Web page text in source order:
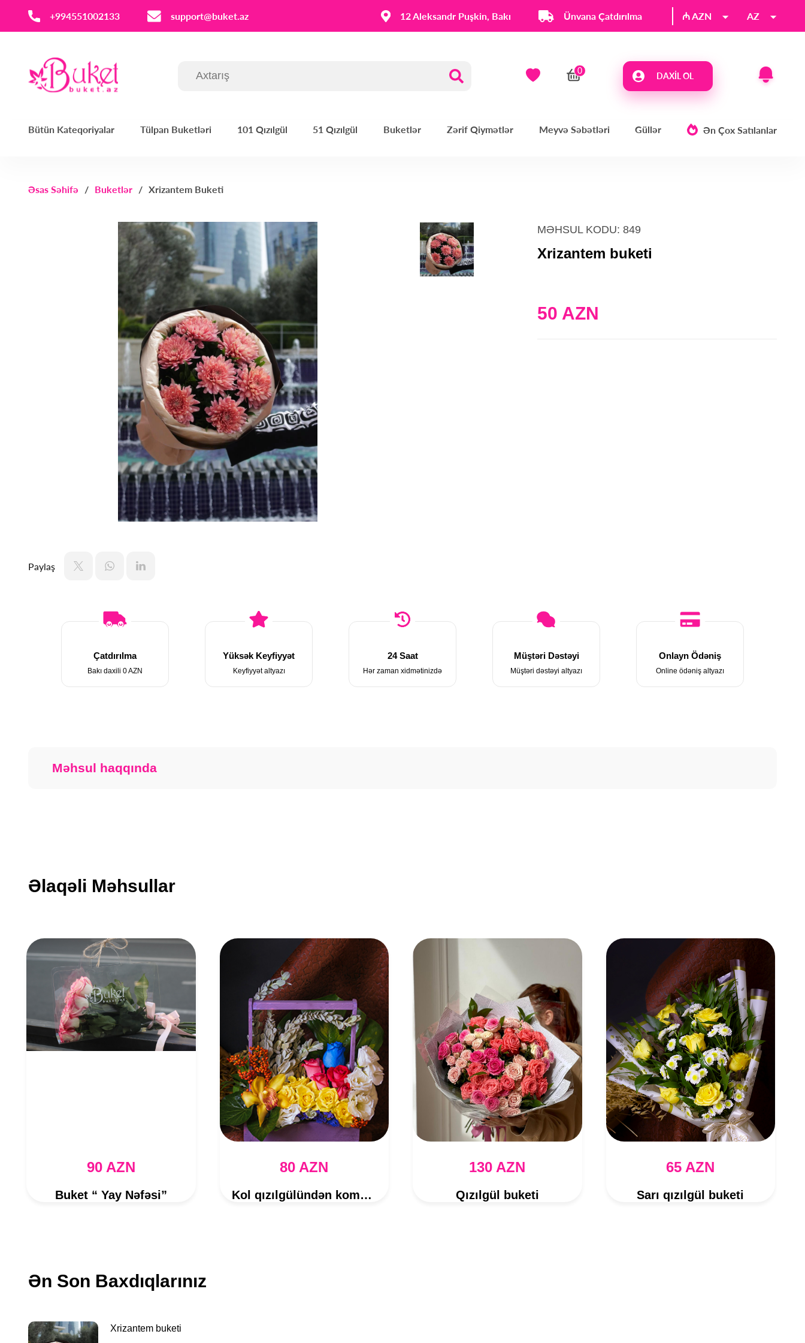
‪+994551002133‬ support@buket.az 12 Aleksandr Puşkin, Bakı Ünvana Çatdırılma ₼ AZN AZ
DAXIL OL
Bütün Kateqoriyalar Tülpan Buketləri 101 Qızılgül 51 Qızılgül Buketlər Zərif Qiymətlər Meyvə Səbətləri Güllər Ən Çox Satılanlar
Əsas Səhifə Buketlər Xrizantem Buketi
Paylaş
MƏHSUL KODU: 849
Xrizantem buketi
50 AZN
Çatdırılma
Bakı daxili 0 AZN
Yüksək Keyfiyyət
Keyfiyyət altyazı
24 Saat
Hər zaman xidmətinizdə
Müştəri Dəstəyi
Müştəri dəstəyi altyazı
Onlayn Ödəniş
Online ödəniş altyazı
Məhsul haqqında
Əlaqəli Məhsullar
90 AZN
Buket “ Yay Nəfəsi”
80 AZN
Kol qızılgülündən kompozisiya
130 AZN
Qızılgül buketi
65 AZN
Sarı qızılgül buketi
Ən Son Baxdıqlarınız
Xrizantem buketi